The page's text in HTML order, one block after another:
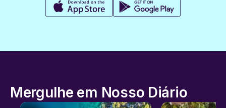
Mergulhe em Nosso Diário